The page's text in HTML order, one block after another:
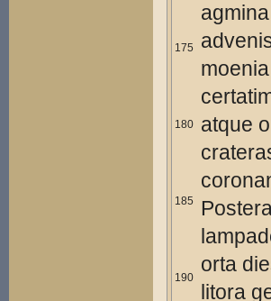
175
180
185
190
atque
orta
litora